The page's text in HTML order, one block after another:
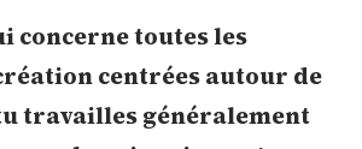
concerne toutes les
centrées autour de
travailles généralement